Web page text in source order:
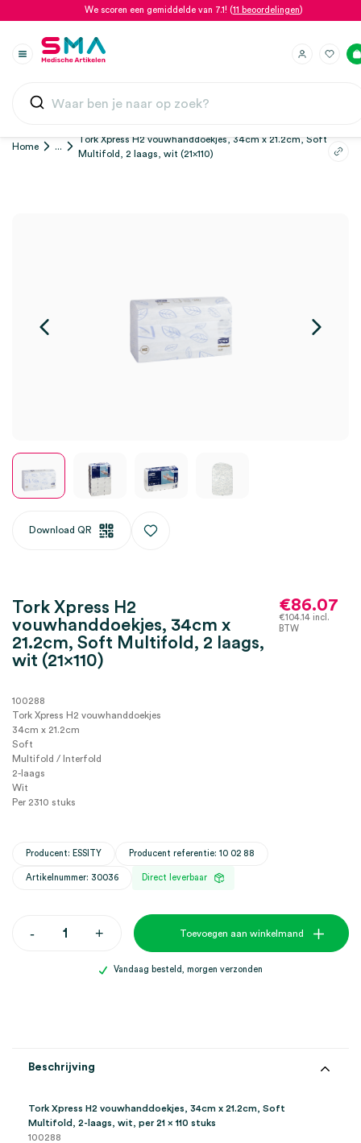
We scoren een gemiddelde van 7.1! (11 beoordelingen)
Home ...
Tork Xpress H2 vouwhanddoekjes, 34cm x 21.2cm, Soft
Multifold, 2 laags, wit (21×110)
Download QR
Tork Xpress H2
vouwhanddoekjes, 34cm x
21.2cm, Soft Multifold, 2 laags,
wit (21×110)
€86.07
€104.14incl.
BTW
100288
Tork Xpress H2 vouwhanddoekjes
34cm x 21.2cm
Soft
Multifold / Interfold
2-laags
Wit
Per 2310 stuks
Producent: ESSITY Producent referentie: 10 02 88
Artikelnummer: 30036 Direct leverbaar
-
vouwhanddoekjes,
laags,
aantal
+ Toevoegen aan winkelmand
Vandaag besteld, morgen verzonden
Beschrijving
Tork Xpress H2 vouwhanddoekjes, 34cm x 21.2cm, Soft
Multifold, 2-laags, wit, per 21 x 110 stuks
100288